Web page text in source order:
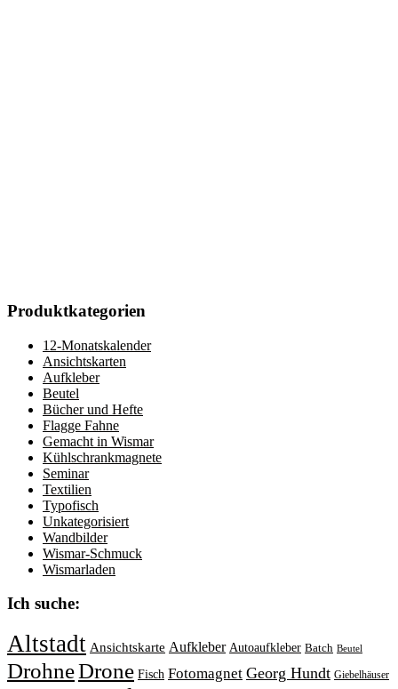
Produktkategorien
12-Monatskalender
Ansichtskarten
Aufkleber
Beutel
Bücher und Hefte
Flagge Fahne
Gemacht in Wismar
Kühlschrankmagnete
Seminar
Textilien
Typofisch
Unkategorisiert
Wandbilder
Wismar-Schmuck
Wismarladen
Ich suche:
Altstadt Ansichtskarte Aufkleber Autoaufkleber Batch Beutel
DrohneDrone Fisch Fotomagnet Georg Hundt Giebelhäuser